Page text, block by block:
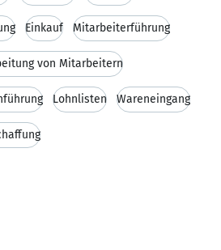
Einkauf Mitarbeiterführung
von Mitarbeitern
Lohnlisten Wareneingang